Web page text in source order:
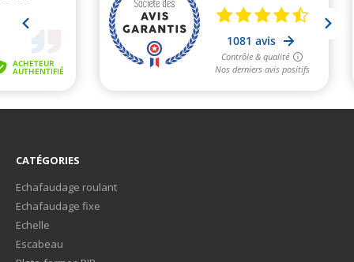
CATÉGORIES
Echafaudage roulant
Echafaudage fixe
Echelle
Escabeau